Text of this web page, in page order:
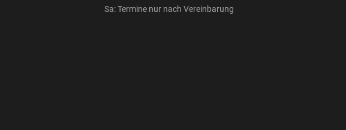
Sa: Termine nur nach Vereinbarung